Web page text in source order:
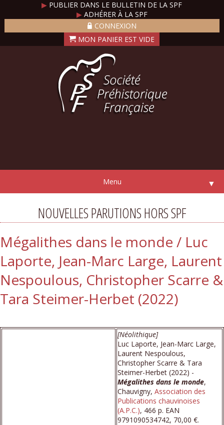
▶ PUBLIER DANS LE BULLETIN DE LA SPF
▶ADHÉRER À LA SPF
CONNEXION
Menu ▼
NOUVELLES PARUTIONS HORS SPF
Mégalithes dans le monde / Luc
Laporte, Jean-Marc Large, Laurent
Nespoulous, Christopher Scarre &
Tara Steimer-Herbet (2022)
[Néolithique]
Luc Laporte, Jean-Marc Large,
Laurent Nespoulous,
Christopher Scarre & Tara
Steimer-Herbet (2022) -
Mégalithes dans le monde,
Chauvigny, Association des
Publications chauvinoises
(A.P.C.), 466 p. EAN
9791090534742, 70,00 €.